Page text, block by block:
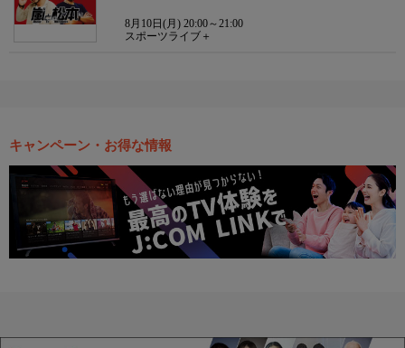
8月10日(月) 20:00～21:00
スポーツライブ＋
キャンペーン・お得な情報